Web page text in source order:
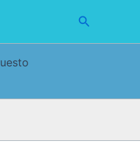
Buscar